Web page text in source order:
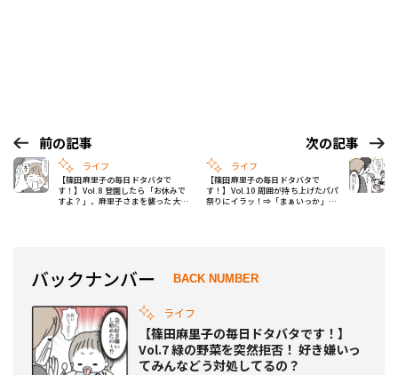
前の記事
ライフ
【篠田麻里子の毎日ドタバタで
す！】Vol.8 登園したら「お休みで
すよ？」、麻里子さまを襲った大ピ
次の記事
ライフ
【篠田麻里子の毎日ドタバタで
す！】Vol.10 周囲が持ち上げたパパ
祭りにイラッ！⇒「まぁいっか」と
バックナンバー BACK NUMBER
ライフ
【篠田麻里子の毎日ドタバタです！】
Vol.7 緑の野菜を突然拒否！ 好き嫌いっ
てみんなどう対処してるの？